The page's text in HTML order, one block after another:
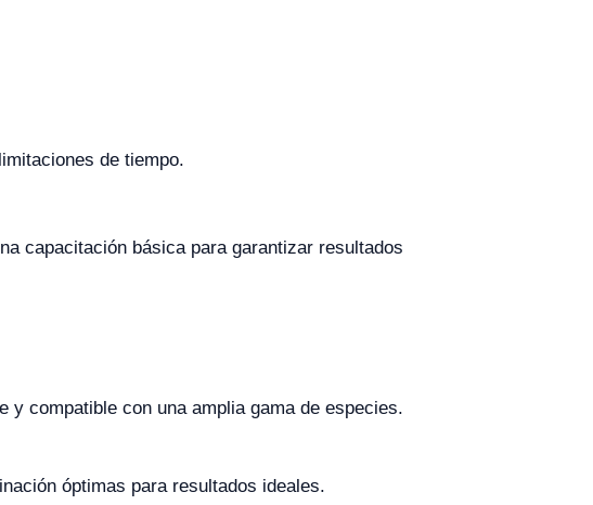
de tiempo.
capacitación básica para garantizar resultados
y compatible con una amplia gama de especies.
óptimas para resultados ideales.